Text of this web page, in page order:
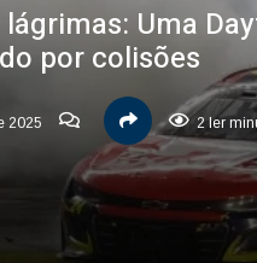
lágrimas: Uma
por colisões
2025 2 ler